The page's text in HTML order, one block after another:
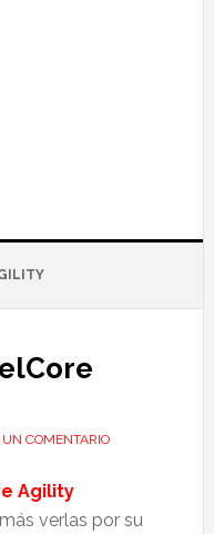
UN COMENTARIO
Agility
verlas por su